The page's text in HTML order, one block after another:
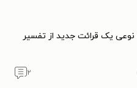
نوعی یک قرائت جدید از تفسیر
۲